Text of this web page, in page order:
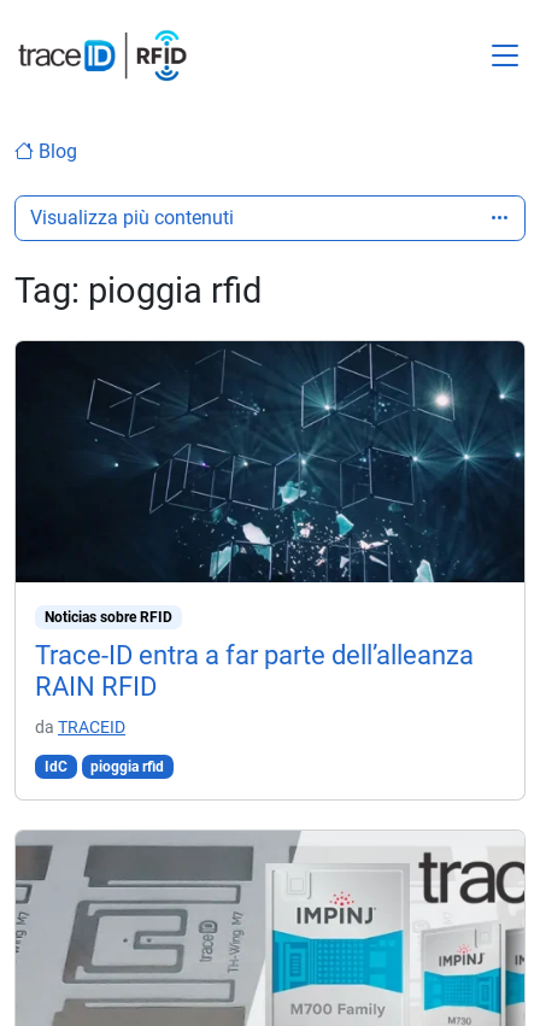
Blog
Tag: pioggia rfid
Noticias sobre RFID
Trace-ID entra a far parte dell’alleanza
RAIN RFID
da TRACEID
IdC pioggia rfid
Visualizza più contenuti